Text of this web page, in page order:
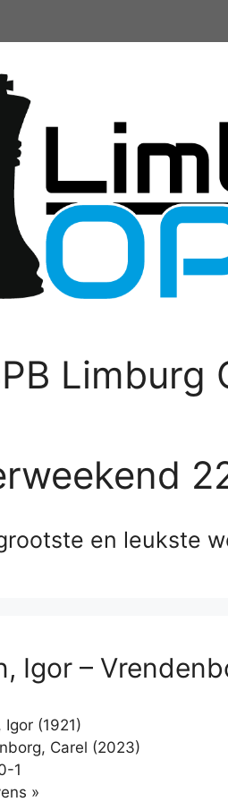
en leukste
Igor –
Igor (1921)
Carel (2023)
1
»